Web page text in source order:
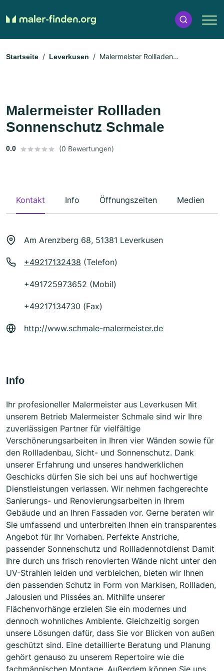
Startseite Leverkusen
Malermeister Rollladen
Malermeister Rollladen
Sonnenschutz Schmale
0.0 (0 Bewertungen)
Kontakt Info Öffnungszeiten Medien
Am Arenzberg 68, 51381 Leverkusen
+49217132438 (Telefon)
+491725973652 (Mobil)
+49217134730 (Fax)
http://www.schmale-malermeister.de
Info
Ihr profesioneller Malermeister aus Leverkusen Mit
unserem Betrieb Malermeister Schmale sind wir Ihre
zuverlässigen Partner für vielfältige
Verschönerungsarbeiten in Ihren vier Wänden sowie für
den Rollladenbau, Sicht- und Sonnenschutz. Dank
unserer Erfahrung und unseres handwerklichen
Geschicks dürfen Sie sich bei uns auf hochwertige
Dienstleistungen verlassen. Wir nehmen fachgerechte
Sanierungs- und Renovierungsarbeiten in Ihrem
Gebäude und an Ihren Fassaden vor. Gerne beraten wir
Sie umfassend und unterbreiten Ihnen ein transparentes
Angebot für Ihr Vorhaben. Perfekte Anstriche,
passender Sonnenschutz und Rollladennotdienst Damit
Ihre durch uns frisch renovierten Wände nicht unter den
UV-Strahlen leiden und verbleichen, bieten wir Ihnen
den passenden Schutz in Form von Markisen, Rollladen,
Jalousien und Plissées an. Mithilfe unserer
Flächenvorhänge erzielen Sie ein modernes und
dennoch wohnliches Ambiente. Gleichzeitig sorgen
unsere Lösungen dafür, dass Sie vor Blicken von außen
geschützt sind. Eine detaillierte Beratung und Planung
gehört genauso zu unserem Repertoire wie die
fachmännischen Montage. Außerdem können Sie uns